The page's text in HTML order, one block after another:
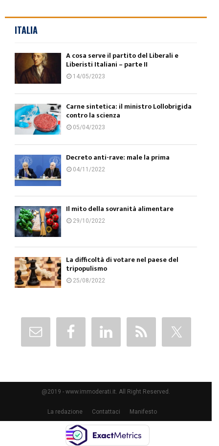
ITALIA
A cosa serve il partito del Liberali e
Liberisti Italiani – parte II
14/05/2023
Carne sintetica: il ministro Lollobrigida
contro la scienza
05/04/2023
Decreto anti-rave: male la prima
04/11/2022
Il mito della sovranità alimentare
29/10/2022
La difficoltà di votare nel paese del
tripopulismo
25/08/2022
@2019 - www.immoderati.it. All Right Reserved.
La redazione Contattaci Manifesto